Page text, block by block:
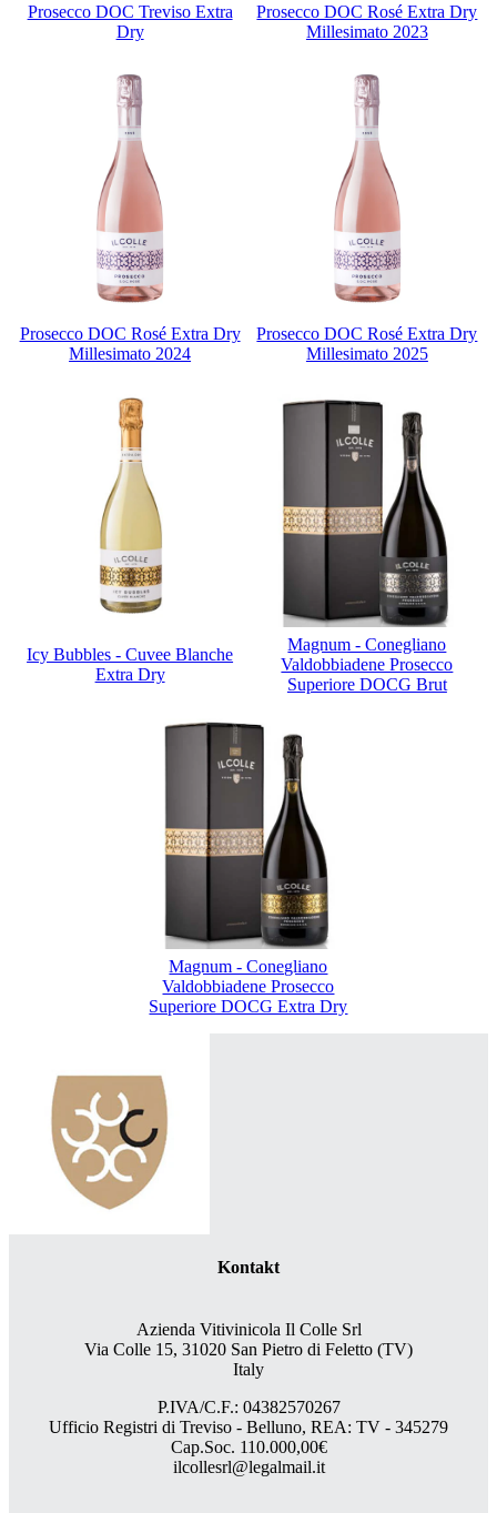
Prosecco DOC Treviso Extra
Dry
Prosecco DOC Rosé Extra Dry
Millesimato 2023
Prosecco DOC Rosé Extra Dry
Millesimato 2024
Prosecco DOC Rosé Extra Dry
Millesimato 2025
Icy Bubbles - Cuvee Blanche
Extra Dry
Magnum - Conegliano
Valdobbiadene Prosecco
Superiore DOCG Brut
Magnum - Conegliano
Valdobbiadene Prosecco
Superiore DOCG Extra Dry
Kontakt
Azienda Vitivinicola Il Colle Srl
Via Colle 15, 31020 San Pietro di Feletto (TV)
Italy
P.IVA/C.F.: 04382570267
Ufficio Registri di Treviso - Belluno, REA: TV - 345279
Cap.Soc. 110.000,00€
ilcollesrl@legalmail.it